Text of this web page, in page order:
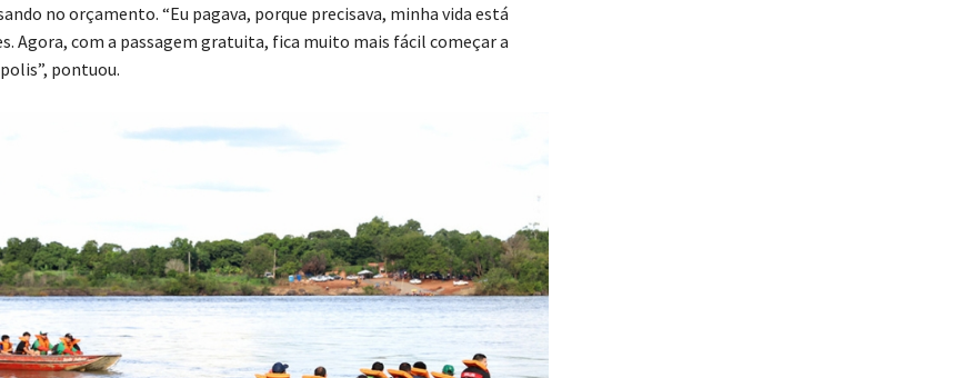
no orçamento. “Eu pagava, porque precisava, minha vida está
Agora, com a passagem gratuita, fica muito mais fácil começar a
pontuou.